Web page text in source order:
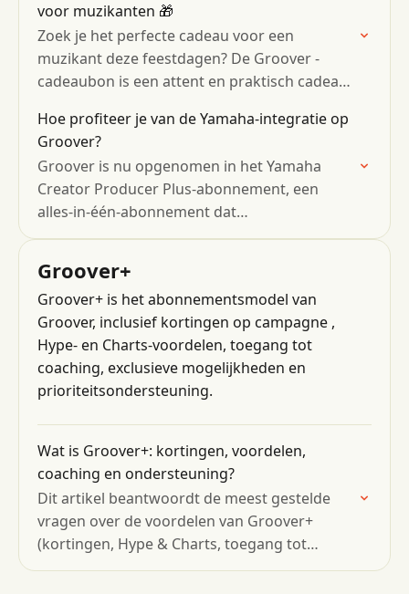
voor muzikanten 🎁
Zoek je het perfecte cadeau voor een
muzikant deze feestdagen? De Groover -
cadeaubon is een attent en praktisch cadeau
Hoe profiteer je van de Yamaha-integratie op
Groover?
Groover is nu opgenomen in het Yamaha
Creator Producer Plus-abonnement, een
alles-in-één-abonnement dat
muziekproducenten toegang geeft tot een
toonaangevende tools, waaronder de extra's
van Groover .
Groover+
Groover+ is het abonnementsmodel van
Groover, inclusief kortingen op campagne ,
Hype- en Charts-voordelen, toegang tot
coaching, exclusieve mogelijkheden en
prioriteitsondersteuning.
Wat is Groover+: kortingen, voordelen,
coaching en ondersteuning?
Dit artikel beantwoordt de meest gestelde
vragen over de voordelen van Groover+
(kortingen, Hype & Charts, toegang tot
coaching, communitybronnen,